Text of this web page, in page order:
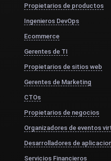
Propietarios de productos
Ingenieros DevOps
Ecommerce
Gerentes de TI
Propietarios de sitios web
Gerentes de Marketing
CTOs
Propietarios de negocios
Organizadores de eventos
Desarrolladores de
Servicios Financieros